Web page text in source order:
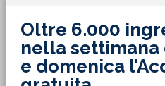
Oltre 6.000
nella settimana
e domenica